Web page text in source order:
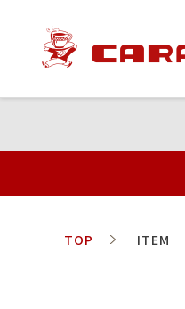
TOP ITEM